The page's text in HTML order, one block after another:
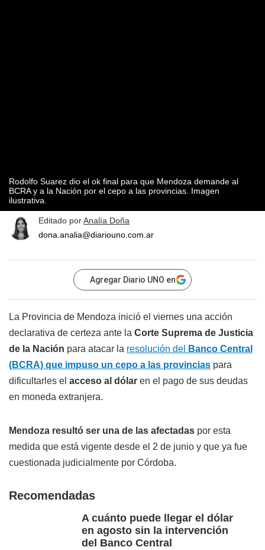
Rodolfo Suarez dio el ok final para que Mendoza demande al
BCRA y a la Nación por el cepo a las provincias. Imagen
ilustrativa.
Editado porAnalía Doña
dona.analia@diariouno.com.ar
Agregar Diario UNO en
La Provincia de Mendoza inició el viernes una acción
declarativa de certeza ante la Corte Suprema de Justicia
de la Nación para atacar la resolución del
Banco Central
(BCRA) que impuso un cepo a las provincias para
dificultarles el acceso al dólar en el pago de sus deudas
en moneda extranjera.
Mendoza resultó ser una de las afectadas por esta
medida que está vigente desde el 2 de junio y que ya fue
cuestionada judicialmente por Córdoba.
Recomendadas
A cuánto puede llegar el dólar
en agosto sin la intervención
del Banco Central